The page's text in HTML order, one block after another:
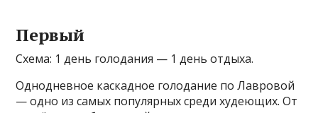
Первый
Схема: 1 день голодания — 1 день отдыха.
Однодневное каскадное голодание по Лавровой
— одно из самых популярных среди худеющих. От